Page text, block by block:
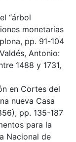
“árbol
monetarias
pp. 91-104
Antonio:
1488 y 1731,
en Cortes del
nueva Casa
pp. 135-187
para la
Nacional de